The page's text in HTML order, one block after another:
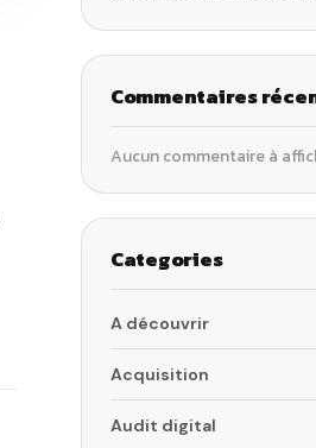
Commentaires
Aucun commentaire à
Categories
A découvrir
Acquisition
Audit digital